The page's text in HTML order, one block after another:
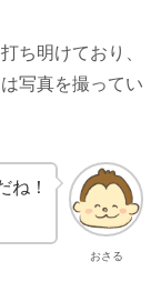
ち明けており、
写真を撮ってい
おさる
ね！